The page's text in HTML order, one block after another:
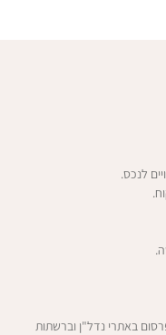
לנכס.
באתרי נדל"ן וברשתות